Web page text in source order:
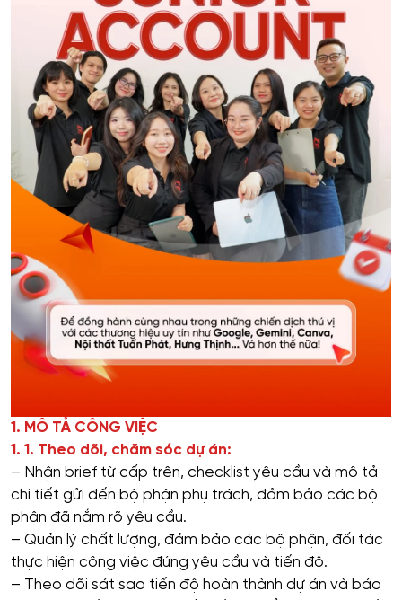
1. MÔ TẢ CÔNG VIỆC
1. 1. Theo dõi, chăm sóc dự án:
– Nhận brief từ cấp trên, checklist yêu cầu và mô tả
chi tiết gửi đến bộ phận phụ trách, đảm bảo các bộ
phận đã nắm rõ yêu cầu.
– Quản lý chất lượng, đảm bảo các bộ phận, đối tác
thực hiện công việc đúng yêu cầu và tiến độ.
– Theo dõi sát sao tiến độ hoàn thành dự án và báo